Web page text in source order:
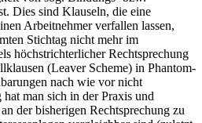
Dies sind Klauseln, die eine
Arbeitnehmer verfallen lassen,
Stichtag nicht mehr im
höchstrichterlicher Rechtsprechung
(Leaver Scheme) in Phantom-
nach wie vor nicht
man sich in der Praxis und
der bisherigen Rechtsprechung zu